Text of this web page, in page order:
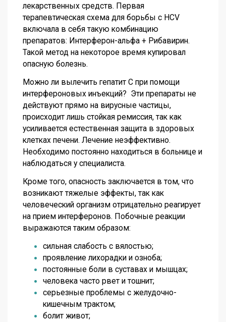
лекарственных средств. Первая
терапевтическая схема для борьбы с HCV
включала в себя такую комбинацию
препаратов: Интерферон-альфа + Рибавирин.
Такой метод на некоторое время купировал
опасную болезнь.
Можно ли вылечить гепатит С при помощи
интерфероновых инъекций? Эти препараты не
действуют прямо на вирусные частицы,
происходит лишь стойкая ремиссия, так как
усиливается естественная защита в здоровых
клетках печени. Лечение неэффективно.
Необходимо постоянно находиться в больнице и
наблюдаться у специалиста.
Кроме того, опасность заключается в том, что
возникают тяжелые эффекты, так как
человеческий организм отрицательно реагирует
на прием интерферонов. Побочные реакции
выражаются таким образом:
сильная слабость с вялостью;
проявление лихорадки и озноба;
постоянные боли в суставах и мышцах;
человека часто рвет и тошнит;
серьезные проблемы с желудочно-
кишечным трактом;
болит живот;